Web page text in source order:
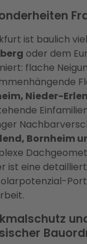
ist baulich
oder dem
flache
Nieder-
Bornheim
ist eine